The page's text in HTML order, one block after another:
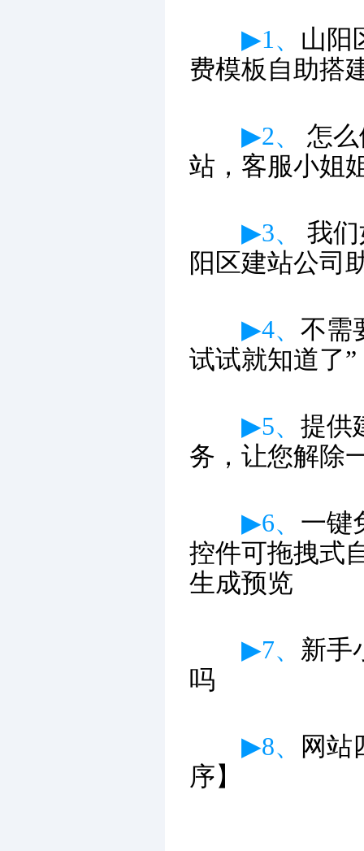
▶1、 山阳
费模板自助搭
▶2、 怎
站，客服小姐
▶3、 我
阳区建站公司
▶4、 不需
试试就知道了
▶5、 提供
务，让您解除
▶6、 一键
控件可拖拽式
生成预览
▶7、 新手
吗
▶8、
网站
序】